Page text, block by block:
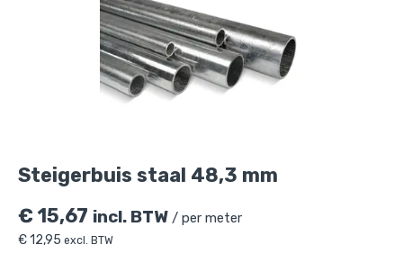
Steigerbuis staal 48,3 mm
€ 15,67 incl. BTW / per meter
€12,95 excl. BTW